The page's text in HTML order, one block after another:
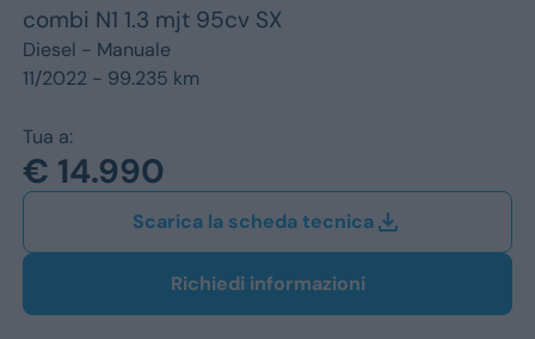
combi N1 1.3 mjt 95cv SX
Diesel - Manuale
11/2022 - 99.235 km
Tua a:
€ 14.990
Scarica la scheda tecnica
Richiedi informazioni